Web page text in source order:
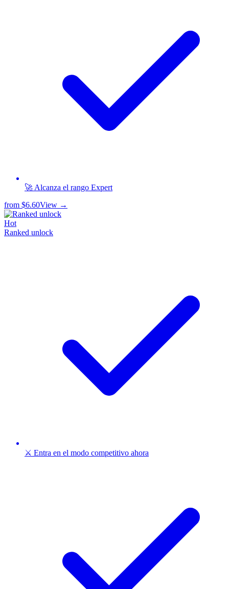
🚀 Alcanza el rango Expert
from $6.60View →
Hot
Ranked unlock
⚔️ Entra en el modo competitivo ahora